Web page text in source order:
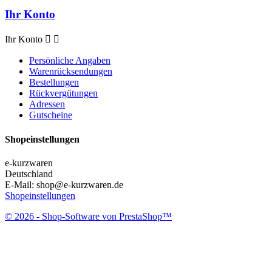
Ihr Konto
Ihr Konto  
Persönliche Angaben
Warenrücksendungen
Bestellungen
Rückvergütungen
Adressen
Gutscheine
Shopeinstellungen
e-kurzwaren
Deutschland
E-Mail: shop@e-kurzwaren.de
Shopeinstellungen
© 2026 - Shop-Software von PrestaShop™